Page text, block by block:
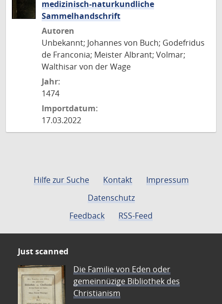
medizinisch-naturkundliche
Sammelhandschrift
Autoren
Unbekannt; Johannes von Buch; Godefridus
de Franconia; Meister Albrant; Volmar;
Walthisar von der Wage
Jahr:
1474
Importdatum:
17.03.2022
Hilfe zur Suche Kontakt
Impressum
Datenschutz
Feedback
RSS-Feed
Just scanned
Die Familie von Eden oder
gemeinnüzige Bibliothek des
Christianism